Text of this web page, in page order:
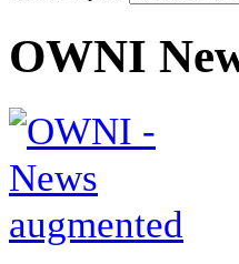
OWNI